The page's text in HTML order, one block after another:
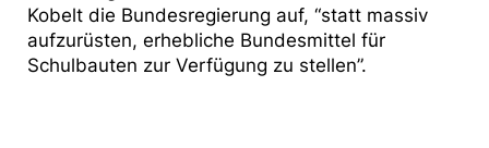
Kobelt die Bundesregierung auf, “statt massiv
aufzurüsten, erhebliche Bundesmittel für
Schulbauten zur Verfügung zu stellen”.